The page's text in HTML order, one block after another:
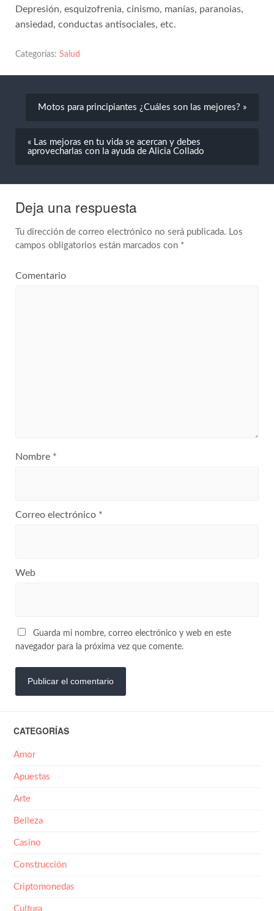
Depresión, esquizofrenia, cinismo, manías, paranoias,
ansiedad, conductas antisociales, etc.
Categorías: Salud
Motos para principiantes ¿Cuáles son las mejores? »
« Las mejoras en tu vida se acercan y debes
aprovecharlas con la ayuda de Alicia Collado
Deja una respuesta
Tu dirección de correo electrónico no será publicada.
Los
campos obligatorios están marcados con *
Comentario
Nombre *
Correo electrónico *
Web
Guarda mi nombre, correo electrónico y web en este
navegador para la próxima vez que comente.
CATEGORÍAS
Amor
Apuestas
Arte
Belleza
Casino
Construcción
Criptomonedas
Cultura